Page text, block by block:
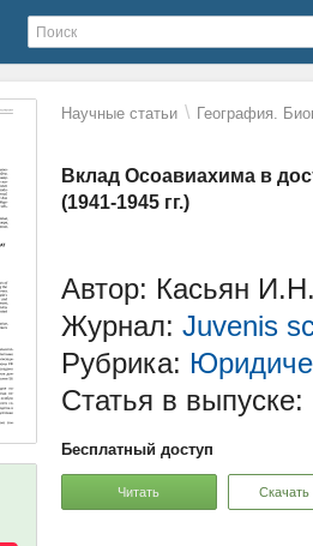
Научные статьи \ География.
Вклад Осоавиахима в
(1941-1945 гг.)
Автор: Касьян
Журнал: Juvenis
Рубрика:
Статья в выпуске:
Бесплатный доступ
Читать Скачать